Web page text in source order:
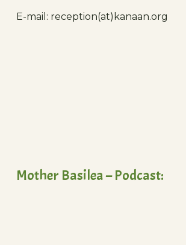
E-mail: reception(at)kanaan.org
Mother Basilea – Podcast: